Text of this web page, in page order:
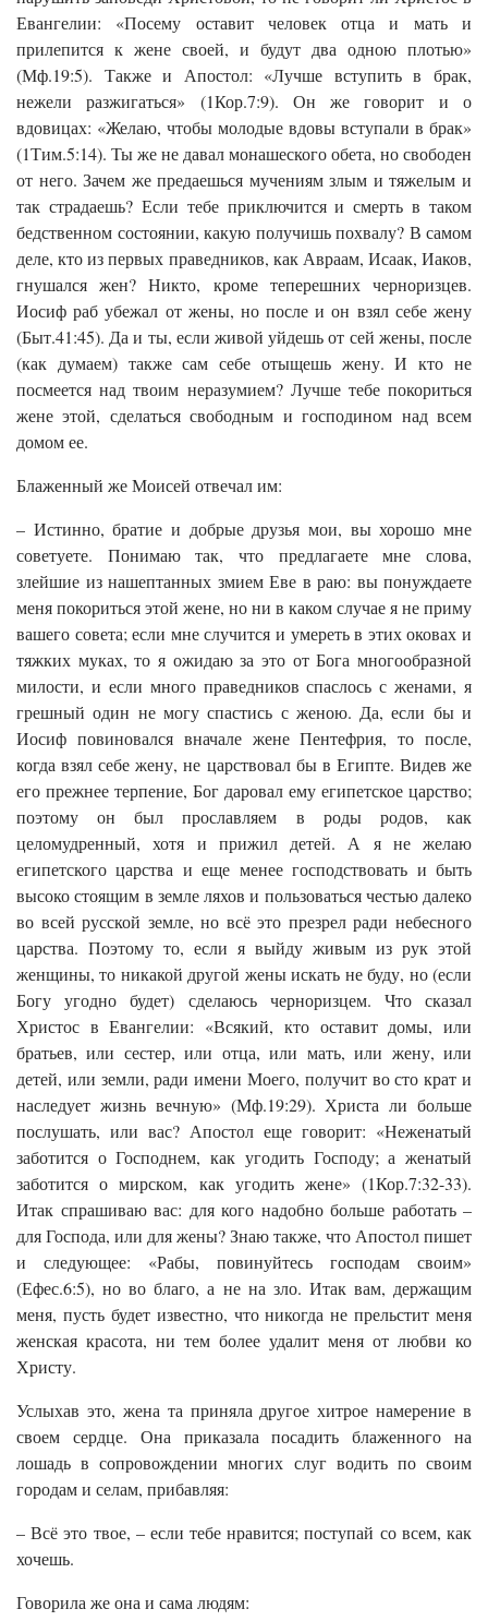
Евангелии: «Посему оставит человек отца и мать и
прилепится к жене своей, и будут два одною плотью»
(Мф.19:5). Также и Апостол: «Лучше вступить в брак,
нежели разжигаться» (1Кор.7:9). Он же говорит и о
вдовицах: «Желаю, чтобы молодые вдовы вступали в брак»
(1Тим.5:14). Ты же не давал монашеского обета, но свободен
от него. Зачем же предаешься мучениям злым и тяжелым и
так страдаешь? Если тебе приключится и смерть в таком
бедственном состоянии, какую получишь похвалу? В самом
деле, кто из первых праведников, как Авраам, Исаак, Иаков,
гнушался жен? Никто, кроме теперешних черноризцев.
Иосиф раб убежал от жены, но после и он взял себе жену
(Быт.41:45). Да и ты, если живой уйдешь от сей жены, после
(как думаем) также сам себе отыщешь жену. И кто не
посмеется над твоим неразумием? Лучше тебе покориться
жене этой, сделаться свободным и господином над всем
домом ее.
Блаженный же Моисей отвечал им:
– Истинно, братие и добрые друзья мои, вы хорошо мне
советуете. Понимаю так, что предлагаете мне слова,
злейшие из нашептанных змием Еве в раю: вы понуждаете
меня покориться этой жене, но ни в каком случае я не приму
вашего совета; если мне случится и умереть в этих оковах и
тяжких муках, то я ожидаю за это от Бога многообразной
милости, и если много праведников спаслось с женами, я
грешный один не могу спастись с женою. Да, если бы и
Иосиф повиновался вначале жене Пентефрия, то после,
когда взял себе жену, не царствовал бы в Египте. Видев же
его прежнее терпение, Бог даровал ему египетское царство;
поэтому он был прославляем в роды родов, как
целомудренный, хотя и прижил детей. А я не желаю
египетского царства и еще менее господствовать и быть
высоко стоящим в земле ляхов и пользоваться честью далеко
во всей русской земле, но всё это презрел ради небесного
царства. Поэтому то, если я выйду живым из рук этой
женщины, то никакой другой жены искать не буду, но (если
Богу угодно будет) сделаюсь черноризцем. Что сказал
Христос в Евангелии: «Всякий, кто оставит домы, или
братьев, или сестер, или отца, или мать, или жену, или
детей, или земли, ради имени Моего, получит во сто крат и
наследует жизнь вечную» (Мф.19:29). Христа ли больше
послушать, или вас? Апостол еще говорит: «Неженатый
заботится о Господнем, как угодить Господу; а женатый
заботится о мирском, как угодить жене» (1Кор.7:32-33).
Итак спрашиваю вас: для кого надобно больше работать –
для Господа, или для жены? Знаю также, что Апостол пишет
и следующее: «Рабы, повинуйтесь господам своим»
(Ефес.6:5), но во благо, а не на зло. Итак вам, держащим
меня, пусть будет известно, что никогда не прельстит меня
женская красота, ни тем более удалит меня от любви ко
Христу.
Услыхав это, жена та приняла другое хитрое намерение в
своем сердце. Она приказала посадить блаженного на
лошадь в сопровождении многих слуг водить по своим
городам и селам, прибавляя:
– Всё это твое, – если тебе нравится; поступай со всем, как
хочешь.
Говорила же она и сама людям: